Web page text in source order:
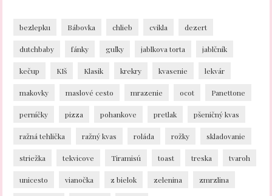
bezlepku Bábovka chlieb cvikla dezert
dutchbaby fánky guľky jablkova torta jablčník
kečup KIš Klasik krekry kvasenie lekvár
makovky maslové cesto mrazenie ocot Panettone
perníčky pizza pohankove pretlak pšeničný kvas
ražná tehlička ražný kvas roláda rožky skladovanie
striežka tekvicove Tiramisú toast treska tvaroh
unicesto vianočka z bielok zelenina zmrzlina